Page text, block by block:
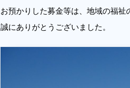
お預かりした募金等は、地域の福祉
誠にありがとうございました。